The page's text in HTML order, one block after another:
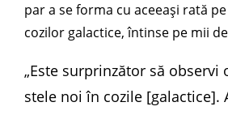
par a se forma cu aceeași rată
cozilor galactice, întinse pe mii
„Este surprinzător să observi
stele noi în cozile [galactice].